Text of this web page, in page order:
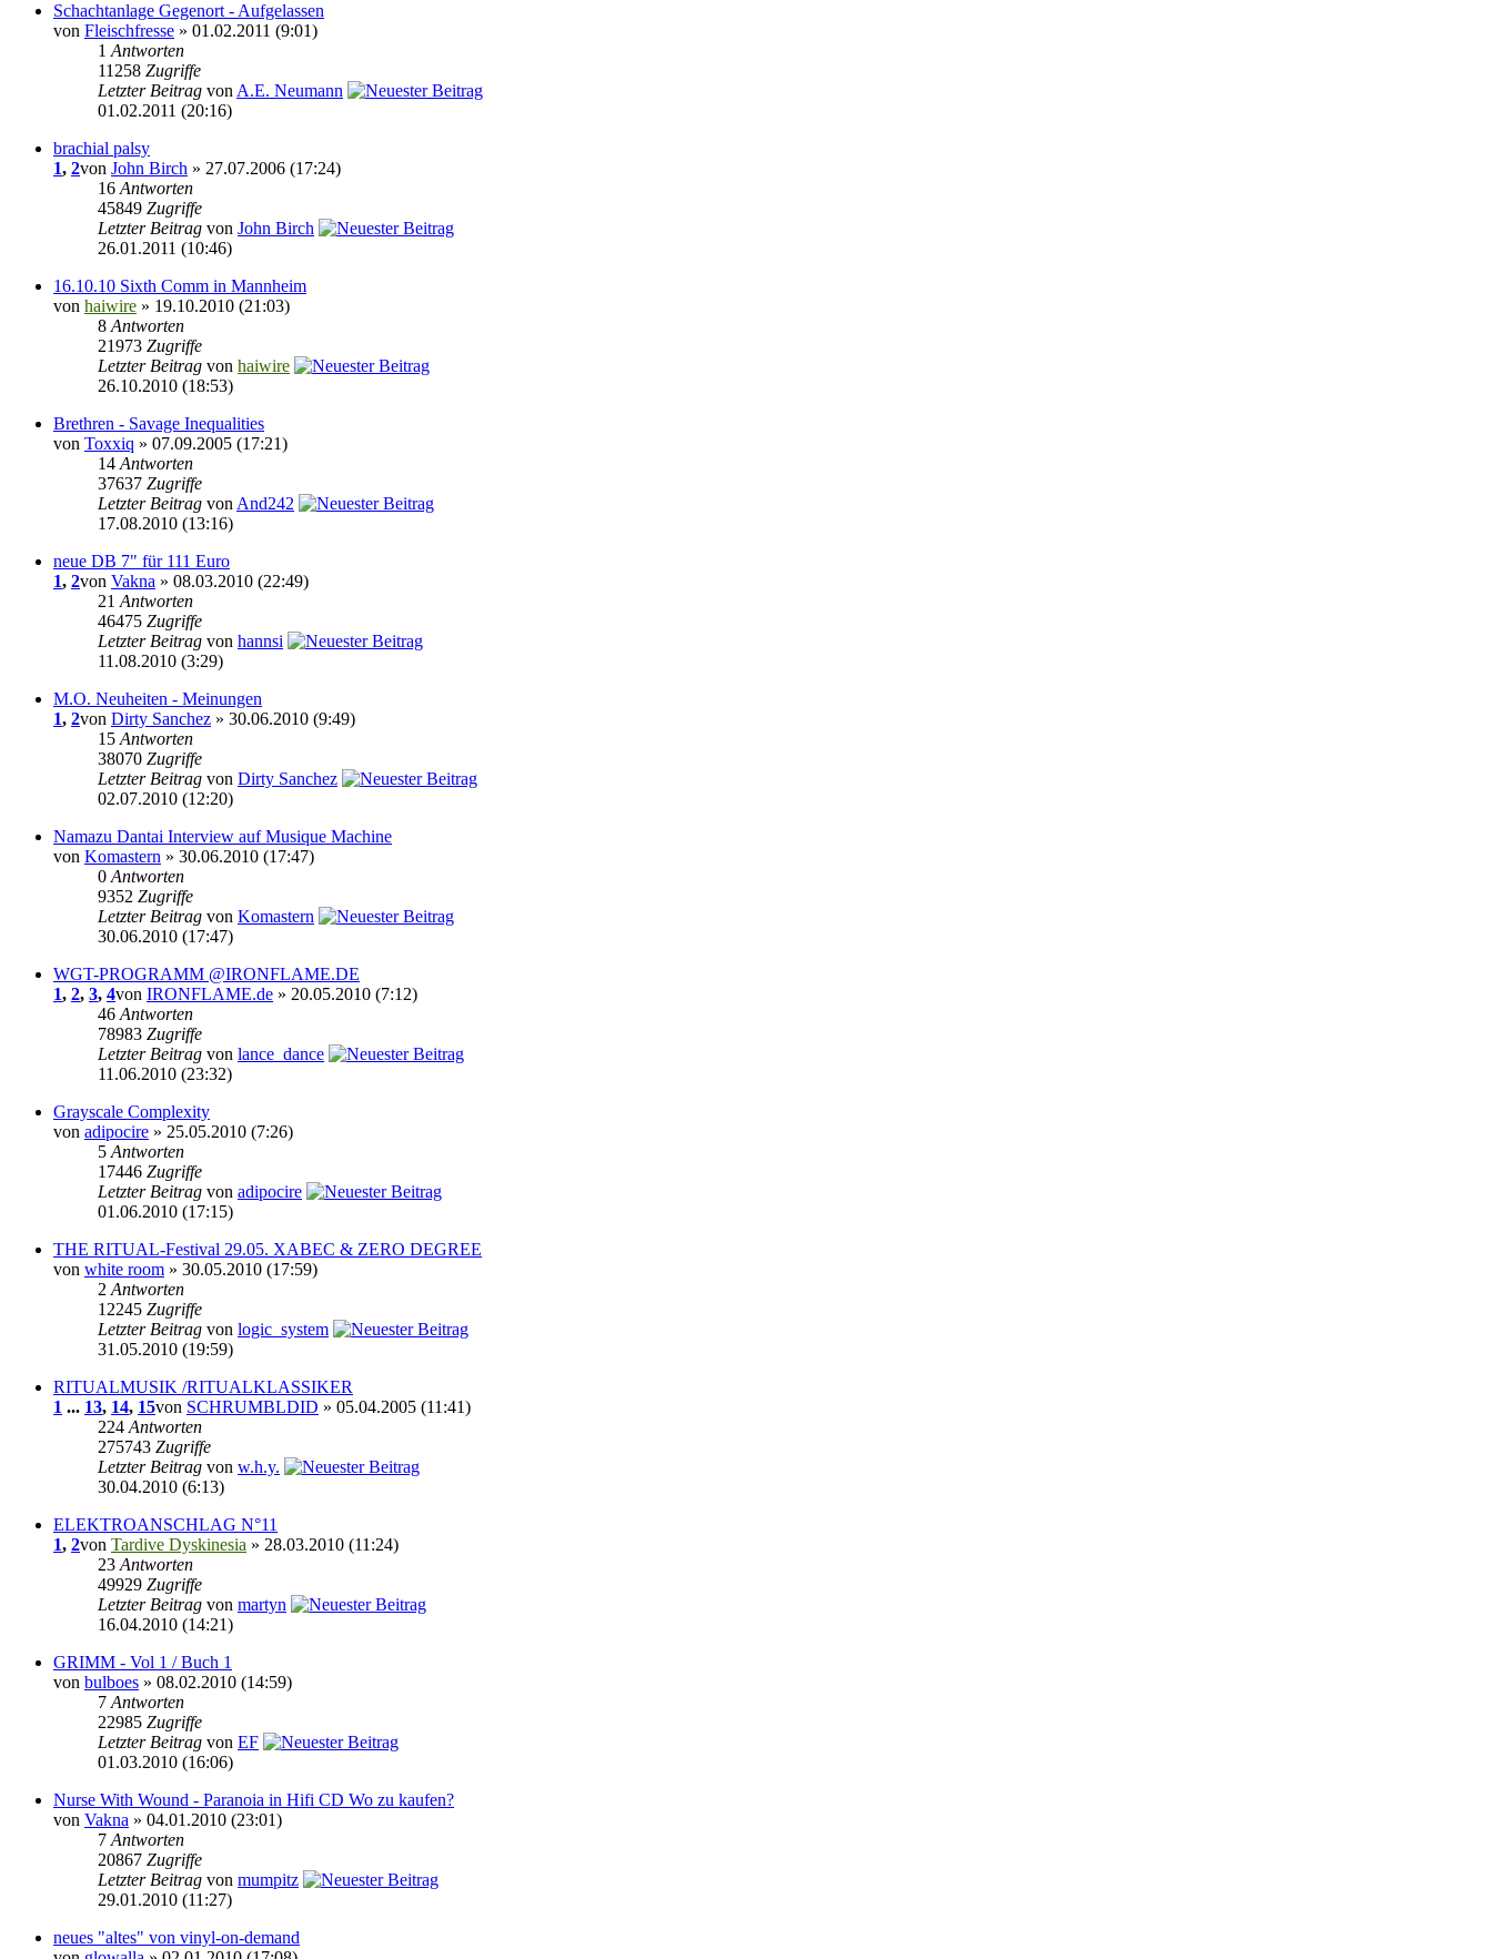
Schachtanlage Gegenort - Aufgelassen
von Fleischfresse » 01.02.2011 (9:01)
1 Antworten
11258 Zugriffe
Letzter Beitrag von A.E. Neumann
01.02.2011 (20:16)
brachial palsy
1, 2von John Birch » 27.07.2006 (17:24)
16 Antworten
45849 Zugriffe
Letzter Beitrag von John Birch
26.01.2011 (10:46)
16.10.10 Sixth Comm in Mannheim
von haiwire » 19.10.2010 (21:03)
8 Antworten
21973 Zugriffe
Letzter Beitrag von haiwire
26.10.2010 (18:53)
Brethren - Savage Inequalities
von Toxxiq » 07.09.2005 (17:21)
14 Antworten
37637 Zugriffe
Letzter Beitrag von And242
17.08.2010 (13:16)
neue DB 7" für 111 Euro
1, 2von Vakna » 08.03.2010 (22:49)
21 Antworten
46475 Zugriffe
Letzter Beitrag von hannsi
11.08.2010 (3:29)
M.O. Neuheiten - Meinungen
1, 2von Dirty Sanchez » 30.06.2010 (9:49)
15 Antworten
38070 Zugriffe
Letzter Beitrag von Dirty Sanchez
02.07.2010 (12:20)
Namazu Dantai Interview auf Musique Machine
von Komastern » 30.06.2010 (17:47)
0 Antworten
9352 Zugriffe
Letzter Beitrag von Komastern
30.06.2010 (17:47)
WGT-PROGRAMM @IRONFLAME.DE
1, 2, 3, 4von IRONFLAME.de » 20.05.2010 (7:12)
46 Antworten
78983 Zugriffe
Letzter Beitrag von lance_dance
11.06.2010 (23:32)
Grayscale Complexity
von adipocire » 25.05.2010 (7:26)
5 Antworten
17446 Zugriffe
Letzter Beitrag von adipocire
01.06.2010 (17:15)
THE RITUAL-Festival 29.05. XABEC & ZERO DEGREE
von white room » 30.05.2010 (17:59)
2 Antworten
12245 Zugriffe
Letzter Beitrag von logic_system
31.05.2010 (19:59)
RITUALMUSIK /RITUALKLASSIKER
1 ... 13, 14, 15von SCHRUMBLDID » 05.04.2005 (11:41)
224 Antworten
275743 Zugriffe
Letzter Beitrag von w.h.y.
30.04.2010 (6:13)
ELEKTROANSCHLAG N°11
1, 2von Tardive Dyskinesia » 28.03.2010 (11:24)
23 Antworten
49929 Zugriffe
Letzter Beitrag von martyn
16.04.2010 (14:21)
GRIMM - Vol 1 / Buch 1
von bulboes » 08.02.2010 (14:59)
7 Antworten
22985 Zugriffe
Letzter Beitrag von EF
01.03.2010 (16:06)
Nurse With Wound - Paranoia in Hifi CD Wo zu kaufen?
von Vakna » 04.01.2010 (23:01)
7 Antworten
20867 Zugriffe
Letzter Beitrag von mumpitz
29.01.2010 (11:27)
neues "altes" von vinyl-on-demand